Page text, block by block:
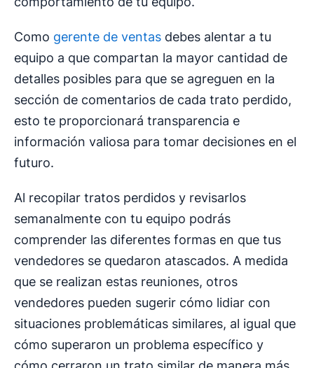
Como gerente de ventas debes alentar a tu
equipo a que compartan la mayor cantidad de
detalles posibles para que se agreguen en la
sección de comentarios de cada trato perdido,
esto te proporcionará transparencia e
información valiosa para tomar decisiones en el
futuro.
Al recopilar tratos perdidos y revisarlos
semanalmente con tu equipo podrás
comprender las diferentes formas en que tus
vendedores se quedaron atascados. A medida
que se realizan estas reuniones, otros
vendedores pueden sugerir cómo lidiar con
situaciones problemáticas similares, al igual que
cómo superaron un problema específico y